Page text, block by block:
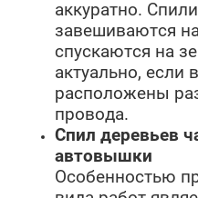
аккуратно.
завешиваются
спускаются на
актуально, если
расположены
провода.
Спил деревьев
автовышки
Особенностью